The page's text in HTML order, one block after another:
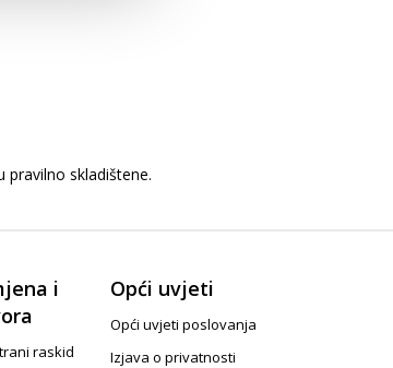
skladištene.
i
raskid
Opći uvjeti
Opći uvjeti poslovanja
Izjava o privatnosti